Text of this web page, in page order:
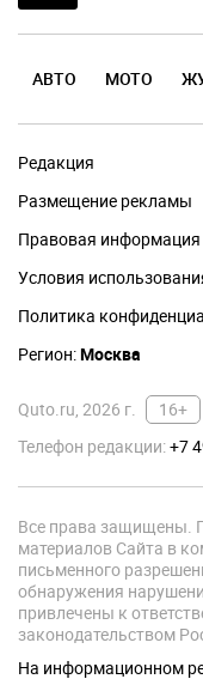
АВТО МОТО
Редакция
Размещение рекламы
Правовая информация
Условия
Политика
Регион:Москва
Quto.ru, 2026 г.
16+
Телефон редакции:+7
Все права защищены.
материалов Сайта в
письменного
обнаружения
привлечены к
законодательством
На информационном